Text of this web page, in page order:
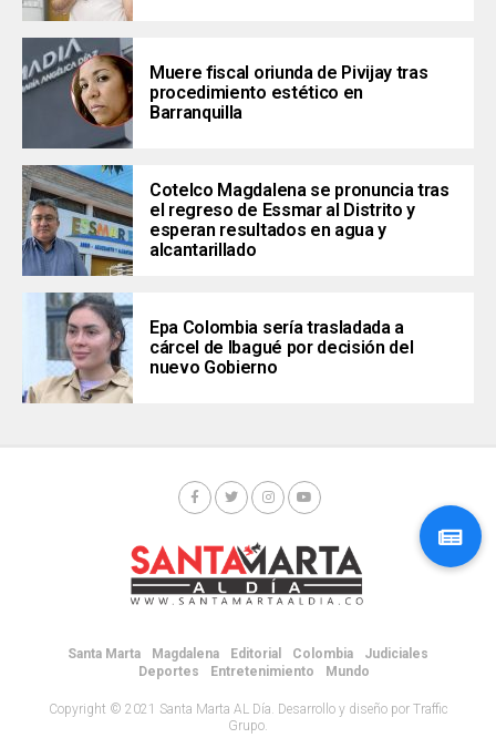
Muere fiscal oriunda de Pivijay tras
procedimiento estético en
Barranquilla
Cotelco Magdalena se pronuncia tras
el regreso de Essmar al Distrito y
esperan resultados en agua y
alcantarillado
Epa Colombia sería trasladada a
cárcel de Ibagué por decisión del
nuevo Gobierno
Santa Marta Magdalena Editorial Colombia
Judiciales
Deportes
Entretenimiento Mundo
Copyright © 2021 Santa Marta AL Día. Desarrollo y diseño por Traffic
Grupo.